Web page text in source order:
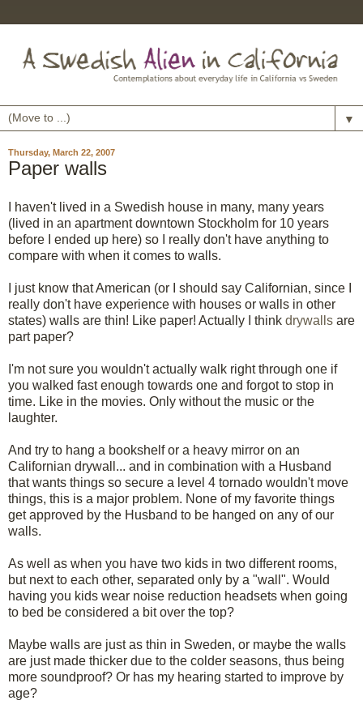
▼
Thursday, March 22, 2007
Paper walls
I haven't lived in a Swedish house in many, many years
(lived in an apartment downtown Stockholm for 10 years
before I ended up here) so I really don't have anything to
compare with when it comes to walls.
I just know that American (or I should say Californian, since I
really don't have experience with houses or walls in other
states) walls are thin! Like paper! Actually I think drywalls are
part paper?
I'm not sure you wouldn't actually walk right through one if
you walked fast enough towards one and forgot to stop in
time. Like in the movies. Only without the music or the
laughter.
And try to hang a bookshelf or a heavy mirror on an
Californian drywall... and in combination with a Husband
that wants things so secure a level 4 tornado wouldn't move
things, this is a major problem. None of my favorite things
get approved by the Husband to be hanged on any of our
walls.
As well as when you have two kids in two different rooms,
but next to each other, separated only by a "wall". Would
having you kids wear noise reduction headsets when going
to bed be considered a bit over the top?
Maybe walls are just as thin in Sweden, or maybe the walls
are just made thicker due to the colder seasons, thus being
more soundproof? Or has my hearing started to improve by
age?